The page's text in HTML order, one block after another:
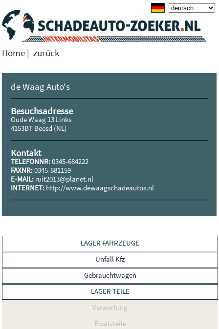
Home |zurück
de Waag Auto's
Besuchsadresse
Oude Waag 13 Links
4153BT Beesd (NL)
Kontakt
TELEFONNR:0345-684222
FAXNR:0345-681159
E-MAIL: ruit2013@planet.nl
INTERNET: http://www.dewaagschadeautos.nl
LAGER FAHRZEUGE
Unfall Kfz
Gebrauchtwagen
LAGER TEILE
Verwertung
Ersatzteile